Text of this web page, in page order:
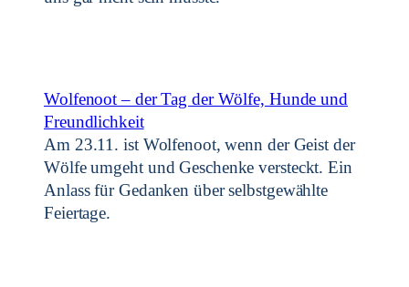
Wolfenoot – der Tag der Wölfe, Hunde und
Freundlichkeit
Am 23.11. ist Wolfenoot, wenn der Geist der
Wölfe umgeht und Geschenke versteckt. Ein
Anlass für Gedanken über selbstgewählte
Feiertage.